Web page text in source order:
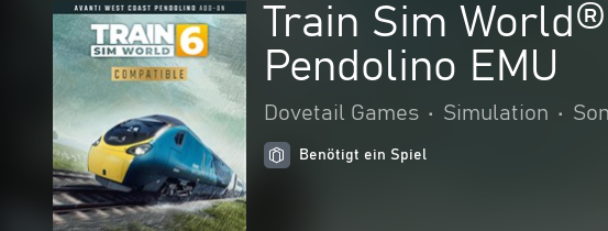
Train Sim
Pendolino EMU
Dovetail Games • Simulation •
Benötigt ein Spiel